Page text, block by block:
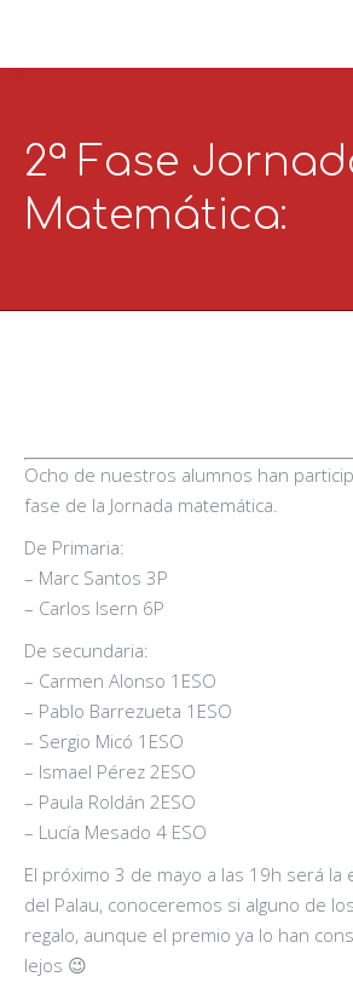
2ª Fase
Matemática:
Ocho de nuestros alumnos han
fase de la Jornada matemática.
De Primaria:
– Marc Santos 3P
– Carlos Isern 6P
De secundaria:
– Carmen Alonso 1ESO
– Pablo Barrezueta 1ESO
– Sergio Micó 1ESO
– Ismael Pérez 2ESO
– Paula Roldán 2ESO
– Lucía Mesado 4 ESO
El próximo 3 de mayo a las 19h será
del Palau, conoceremos si alguno de
regalo, aunque el premio ya lo han
lejos 😉